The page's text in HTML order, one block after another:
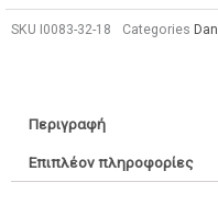
SKU Ι0083-32-18 Categories Dan
Περιγραφή
Επιπλέον πληροφορίες